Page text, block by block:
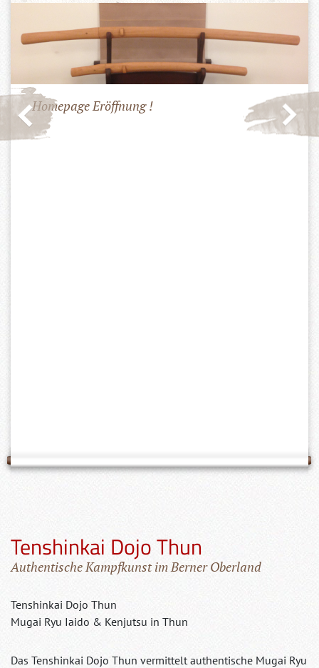
Tenshinkai Dojo Thun
Authentische Kampfkunst im Berner Oberland
Tenshinkai Dojo Thun
Mugai Ryu Iaido & Kenjutsu in Thun
Das Tenshinkai Dojo Thun vermittelt authentische Mugai Ryu
Homepage Eröffnung !